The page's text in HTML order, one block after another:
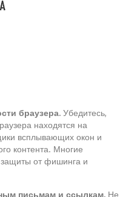
браузера. Убедитесь,
находятся на
всплывающих окон и
контента. Многие
от фишинга и
письмам и ссылкам. Не